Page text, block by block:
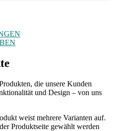
die unsere Kunden
und Design – von uns
weist mehrere Varianten auf.
Produktseite gewählt werden